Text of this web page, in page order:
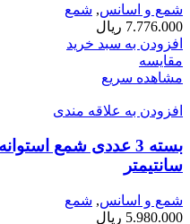
شمع و اسانس, شمع
7.776.000 ریال
افزودن به سبد خرید
مقایسه
مشاهده سریع
افزودن به علاقه مندی
سانتیمتر
شمع و اسانس, شمع
5.980.000 ریال